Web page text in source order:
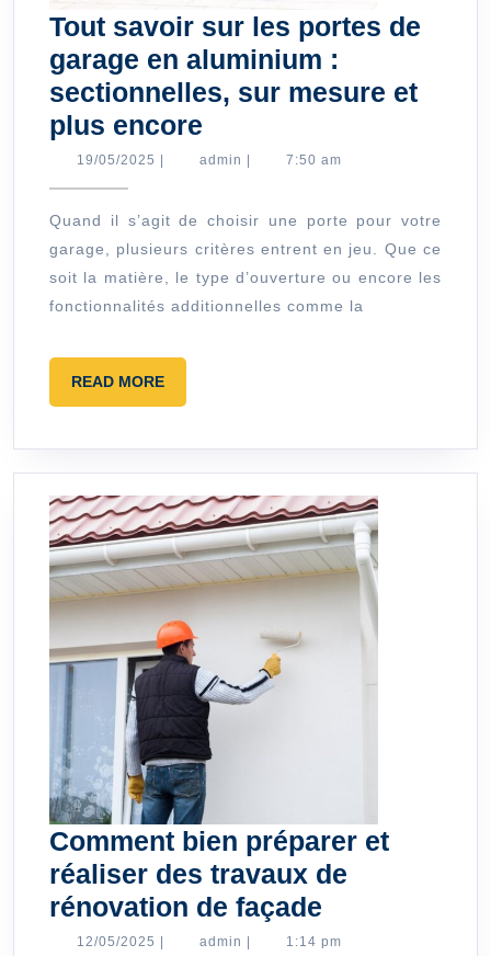
Tout savoir sur les portes de
garage en aluminium :
sectionnelles, sur mesure et
plus encore
savoir
les
portes
de
garage
sectionnelles,
mesure
et
plus
encore
19/05/2025 19/05/2025
admin admin 7:50 am
Quand il s’agit de choisir une porte pour votre
garage, plusieurs critères entrent en jeu. Que ce
soit la matière, le type d’ouverture ou encore les
fonctionnalités additionnelles comme la
READ MOREREAD
MORE
Comment bien préparer et
réaliser des travaux de
rénovation de façade
bien
12/05/2025 12/05/2025
admin admin 1:14 pm